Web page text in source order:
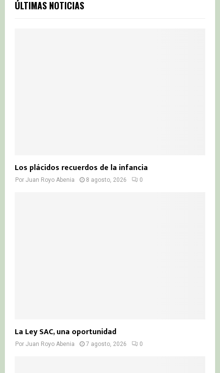
h
ÚLTIMAS NOTICIAS
Los plácidos recuerdos de la infancia
Por Juan Royo Abenia 8 agosto, 2026 0
La Ley SAC, una oportunidad
Por Juan Royo Abenia 7 agosto, 2026 0